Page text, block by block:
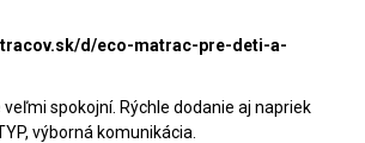
d/eco-matrac-pre-deti-a-
spokojní. Rýchle dodanie aj napriek
výborná komunikácia.